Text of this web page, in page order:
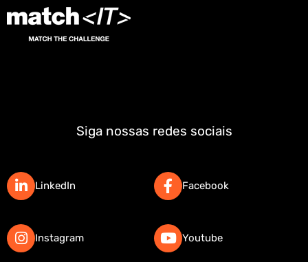
Siga nossas redes sociais
LinkedIn
Instagram
Facebook
Youtube